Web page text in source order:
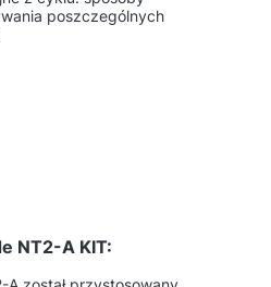
poszczególnych
NT2-A KIT: